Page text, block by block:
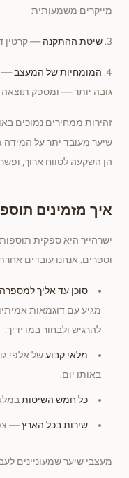
מייקרים משמעותית
3. שיטת ההתקנה— קרטין
4. המומחיות של המעצב—
גובה יותר — ומספק
זהירות ממחירים נמוכים
שיער מעובד יתר על המידה
הן השקעה לטווח ארוך,
איך מזמינים
ישרהייר היא ספקית
וספרים. אנחנו עובדים
סוכן עד אליך למספרה
מגיע עם דוגמאות
להרגיש ולבחור במו ידיך.
מלאי קבועשל אלפי
באותו יום.
כל חמש השיטות
שירות בכל הארץ—
מעצבי שיער שמעוניינים